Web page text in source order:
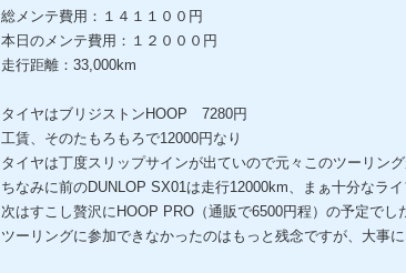
総メンテ費用：１４１１００円
本日のメンテ費用：１２０００円
走行距離：33,000km
タイヤはブリジストンHOOP 7280円
工賃、そのたもろもろで12000円なり
タイヤは丁度スリップサインが出ていので元々このツーリン
ちなみに前のDUNLOP SX01は走行12000km、まぁ十分なライ
次はすこし贅沢にHOOP PRO（通販で6500円程）の予定でし
ツーリングに参加できなかったのはもっと残念ですが、大事